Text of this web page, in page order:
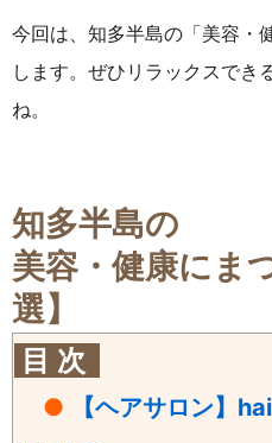
今回は、知多半島の「美容・
します。ぜひリラックスでき
ね。
知多半島の
美容・健康にま
選】
目 次
● 【ヘアサロン】